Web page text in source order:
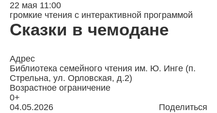
22 мая 11:00
громкие чтения с интерактивной программой
Сказки в чемодане
Адрес
Библиотека семейного чтения им. Ю. Инге (п.
Стрельна, ул. Орловская, д.2)
Возрастное ограничение
0+
04.05.2026
Поделиться